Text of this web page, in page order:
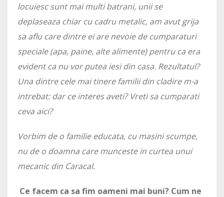
locuiesc sunt mai multi batrani, unii se
deplaseaza chiar cu cadru metalic, am avut grija
sa aflu care dintre ei are nevoie de cumparaturi
speciale (apa, paine, alte alimente) pentru ca era
evident ca nu vor putea iesi din casa. Rezultatul?
Una dintre cele mai tinere familii din cladire m-a
intrebat: dar ce interes aveti? Vreti sa cumparati
ceva aici?
Vorbim de o familie educata, cu masini scumpe,
nu de o doamna care munceste in curtea unui
mecanic din Caracal.
Ce facem ca sa fim oameni mai buni? Cum ne